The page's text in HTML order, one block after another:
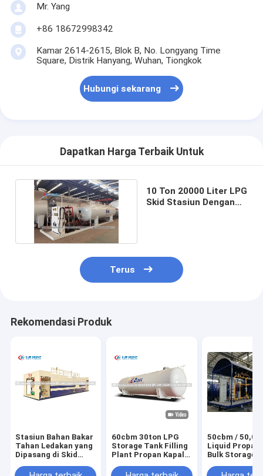
Mr. Yang
+86 18672998342
Kamar 2614-2615, Blok B, No. Longyang Time
Square, Distrik Hanyang, Wuhan, Tiongkok
Hubungi sekarang
Dapatkan Harga Terbaik Untuk
10 Ton 20000 Liter LPG
Skid Stasiun Dengan
Terus
Rekomendasi Produk
Stasiun Bahan Bakar
Tahan Ledakan yang
Dipasang di Skid
Bahan Bakar di
60cbm 30ton LPG
Storage Tank Filling
Plant Propan Kapal
50cbm /
Liquid
Bulk Storage
Q345R /